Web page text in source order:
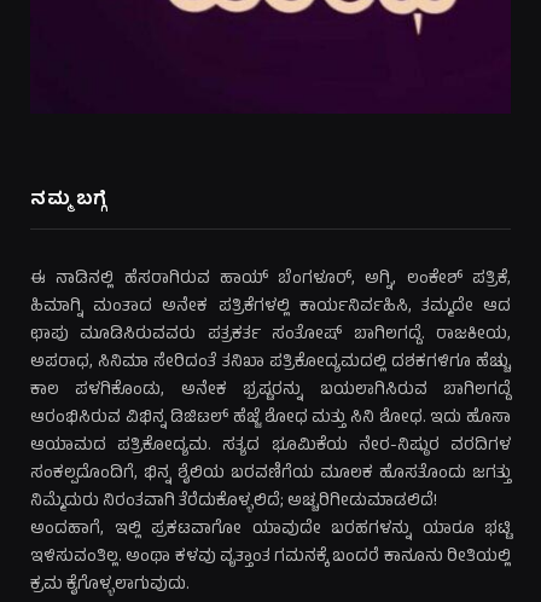
ನಮ್ಮ ಬಗ್ಗೆ
ಈ ನಾಡಿನಲ್ಲಿ ಹೆಸರಾಗಿರುವ ಹಾಯ್ ಬೆಂಗಳೂರ್, ಅಗ್ನಿ, ಲಂಕೇಶ್ ಪತ್ರಿಕೆ,
ಹಿಮಾಗ್ನಿ ಮಂತಾದ ಅನೇಕ ಪತ್ರಿಕೆಗಳಲ್ಲಿ ಕಾರ್ಯನಿರ್ವಹಿಸಿ, ತಮ್ಮದೇ ಆದ
ಛಾಪು ಮೂಡಿಸಿರುವವರು ಪತ್ರಕರ್ತ ಸಂತೋಷ್ ಬಾಗಿಲಗದ್ದೆ. ರಾಜಕೀಯ,
ಅಪರಾಧ, ಸಿನಿಮಾ ಸೇರಿದಂತೆ ತನಿಖಾ ಪತ್ರಿಕೋದ್ಯಮದಲ್ಲಿ ದಶಕಗಳಿಗೂ ಹೆಚ್ಚು
ಕಾಲ ಪಳಗಿಕೊಂಡು, ಅನೇಕ ಭ್ರಷ್ಟರನ್ನು ಬಯಲಾಗಿಸಿರುವ ಬಾಗಿಲಗದ್ದೆ
ಆರಂಭಿಸಿರುವ ವಿಭಿನ್ನ ಡಿಜಿಟಲ್ ಹೆಜ್ಜೆ ಶೋಧ ಮತ್ತು ಸಿನಿ ಶೋಧ. ಇದು ಹೊಸಾ
ಆಯಾಮದ ಪತ್ರಿಕೋದ್ಯಮ. ಸತ್ಯದ ಭೂಮಿಕೆಯ ನೇರ-ನಿಷ್ಠುರ ವರದಿಗಳ
ಸಂಕಲ್ಪದೊಂದಿಗೆ, ಭಿನ್ನ ಶೈಲಿಯ ಬರವಣಿಗೆಯ ಮೂಲಕ ಹೊಸತೊಂದು ಜಗತ್ತು
ನಿಮ್ಮೆದುರು ನಿರಂತವಾಗಿ ತೆರೆದುಕೊಳ್ಳಲಿದೆ; ಅಚ್ಚರಿಗೀಡುಮಾಡಲಿದೆ!
ಅಂದಹಾಗೆ, ಇಲ್ಲಿ ಪ್ರಕಟವಾಗೋ ಯಾವುದೇ ಬರಹಗಳನ್ನು ಯಾರೂ ಭಟ್ಟಿ
ಇಳಿಸುವಂತಿಲ್ಲ. ಅಂಥಾ ಕಳವು ವೃತ್ತಾಂತ ಗಮನಕ್ಕೆ ಬಂದರೆ ಕಾನೂನು ರೀತಿಯಲ್ಲಿ
ಕ್ರಮ ಕೈಗೊಳ್ಳಲಾಗುವುದು.